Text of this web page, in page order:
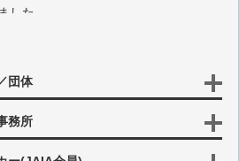
ドイツ・フランスの紹介です 1998年
ンでのスヴァールバル諸島など 1998
した
しました
した
団体
務所